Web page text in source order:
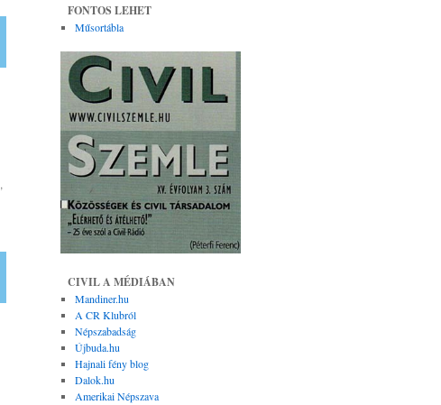
,
FONTOS LEHET
Műsortábla
CIVIL A MÉDIÁBAN
Mandiner.hu
A CR Klubról
Népszabadság
Újbuda.hu
Hajnali fény blog
Dalok.hu
Amerikai Népszava